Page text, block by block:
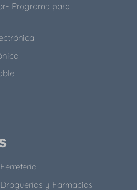
Programa para
y Farmacias